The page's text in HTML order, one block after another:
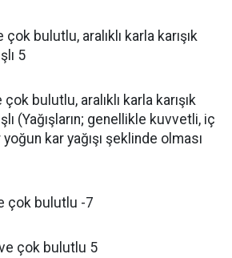
bulutlu, aralıklı karla karışık
5
bulutlu, aralıklı karla karışık
(Yağışların; genellikle kuvvetli, iç
kar yağışı şeklinde olması
çok bulutlu -7
ve çok bulutlu 5